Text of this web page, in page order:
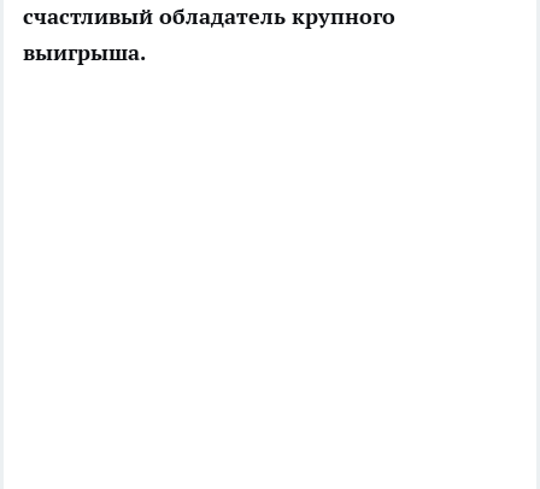
счастливый обладатель крупного
выигрыша.